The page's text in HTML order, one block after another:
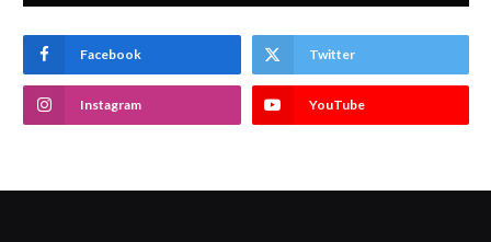
Facebook Twitter
Instagram YouTube